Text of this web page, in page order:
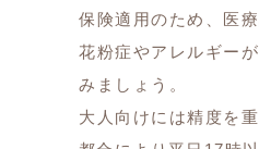
保険適用のため、医
花粉症やアレルギー
みましょう。
大人向けには精度を